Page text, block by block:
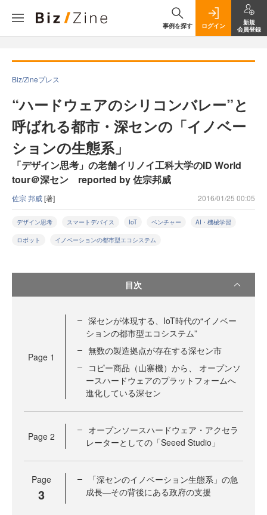
事例を探す ログイン
新規
会員登録
Biz/Zineプレス
“ハードウェアのシリコンバレー”と
呼ばれる都市・深センの「イノベー
ションの生態系」
「デザイン思考」の老舗イリノイ工科大学のID World
tour＠深セン reported by 佐宗邦威
佐宗 邦威[著] 2016/01/25 00:05
デザイン思考 スマートデバイス IoT ベンチャー AI・機械学習
ロボット イノベーションの都市型エコシステム
目次
Page 1
深センが体現する、IoT時代の“イノベー
ションの都市型エコシステム”
無数の製造拠点が存在する深セン市
コピー商品（山寨機）から、 オープンソ
ースハードウェアのプラットフォームへ
進化している深セン
Page 2
オープンソースハードウェア・アクセラ
レーターとしての「Seeed Studio」
Page
3
「深センのイノベーション生態系」の急
成長―その背後にある政府の支援